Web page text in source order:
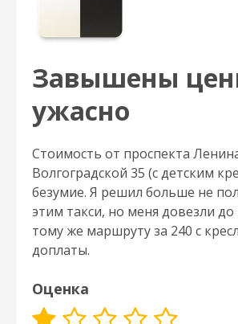
Завышены
ужасно
Стоимость от проспекта
Волгоградской 35 (с детским
безумие. Я решил больше не
этим такси, но меня довезли
тому же маршруту за 240 с
доплаты.
Оценка